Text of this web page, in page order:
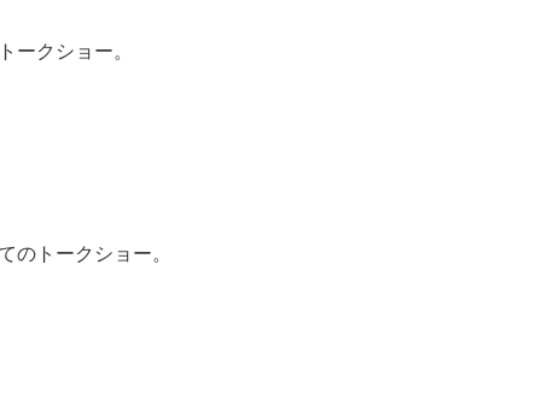
ークショー。
のトークショー。